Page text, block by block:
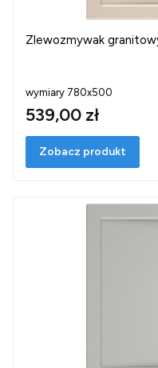
Zlewozmywak
wymiary 780x500
539,00 zł
Zobacz produkt